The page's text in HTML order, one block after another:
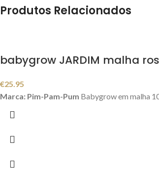
Produtos Relacionados
babygrow JARDIM malha
€25.95
Marca: Pim-Pam-Pum Babygrow em malha